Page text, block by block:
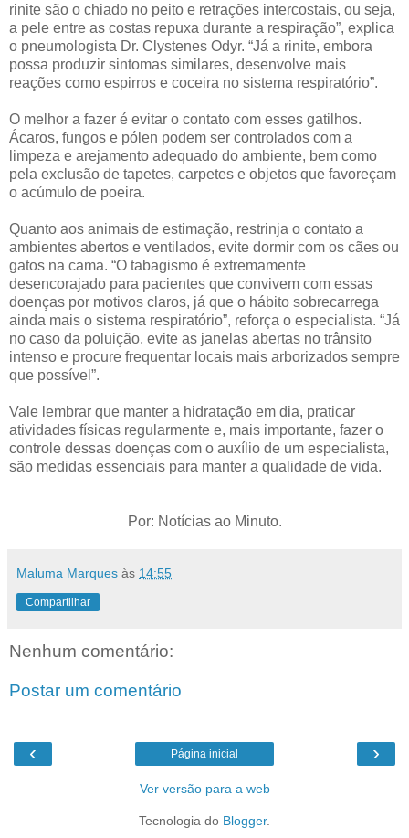
rinite são o chiado no peito e retrações intercostais, ou seja,
a pele entre as costas repuxa durante a respiração”, explica
o pneumologista Dr. Clystenes Odyr. “Já a rinite, embora
possa produzir sintomas similares, desenvolve mais
reações como espirros e coceira no sistema respiratório”.
O melhor a fazer é evitar o contato com esses gatilhos.
Ácaros, fungos e pólen podem ser controlados com a
limpeza e arejamento adequado do ambiente, bem como
pela exclusão de tapetes, carpetes e objetos que favoreçam
o acúmulo de poeira.
Quanto aos animais de estimação, restrinja o contato a
ambientes abertos e ventilados, evite dormir com os cães ou
gatos na cama. “O tabagismo é extremamente
desencorajado para pacientes que convivem com essas
doenças por motivos claros, já que o hábito sobrecarrega
ainda mais o sistema respiratório”, reforça o especialista. “Já
no caso da poluição, evite as janelas abertas no trânsito
intenso e procure frequentar locais mais arborizados sempre
que possível”.
Vale lembrar que manter a hidratação em dia, praticar
atividades físicas regularmente e, mais importante, fazer o
controle dessas doenças com o auxílio de um especialista,
são medidas essenciais para manter a qualidade de vida.
Por: Notícias ao Minuto.
Maluma Marques às 14:55
Compartilhar
Nenhum comentário:
Postar um comentário
‹ ›
Página inicial
Ver versão para a web
Tecnologia do Blogger.